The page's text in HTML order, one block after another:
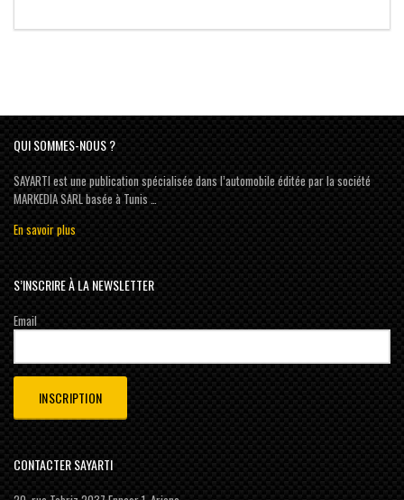
QUI SOMMES-NOUS ?
SAYARTI est une publication spécialisée dans l’automobile éditée par la société
MARKEDIA SARL basée à Tunis …
En savoir plus
S’INSCRIRE À LA NEWSLETTER
Email
CONTACTER SAYARTI